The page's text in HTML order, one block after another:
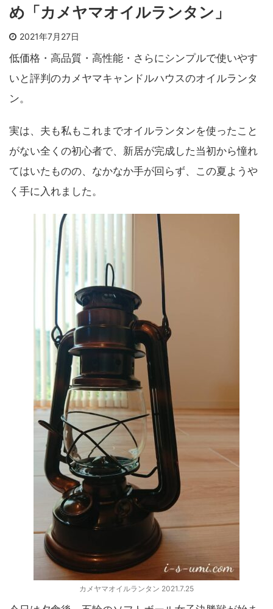
め「カメヤマオイルランタン」
2021年7月27日
低価格・高品質・高性能・さらにシンプルで使いやす
いと評判のカメヤマキャンドルハウスのオイルランタ
ン。
実は、夫も私もこれまでオイルランタンを使ったこと
がない全くの初心者で、新居が完成した当初から憧れ
てはいたものの、なかなか手が回らず、この夏ようや
く手に入れました。
カメヤマオイルランタン 2021.7.25